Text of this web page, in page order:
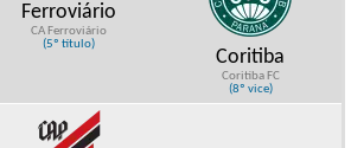
Ferroviário
CA Ferroviário
(5º título)
Coritiba
Coritiba FC
(8º vice)